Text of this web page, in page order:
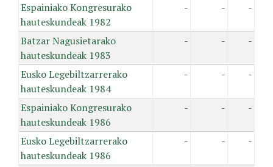
Espainiako Kongresurako
hauteskundeak 1982
- - -
Batzar Nagusietarako
hauteskundeak 1983
- - -
Eusko Legebiltzarrerako
hauteskundeak 1984
- - -
Espainiako Kongresurako
hauteskundeak 1986
- - -
Eusko Legebiltzarrerako
hauteskundeak 1986
- - -